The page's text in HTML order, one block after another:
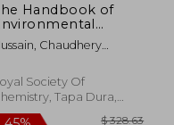
Handbook of
Classic
Modern
Chaudhery
Society Of
Tapa Dura,